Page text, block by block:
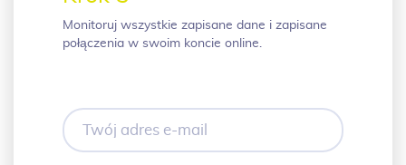
Monitoruj wszystkie zapisane dane i zapisane
połączenia w swoim koncie online.
Twój
adres
e-